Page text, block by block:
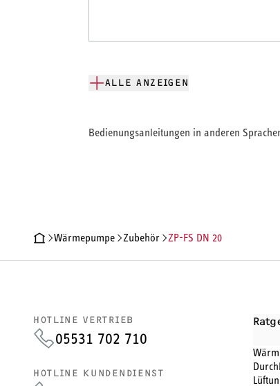
ALLE ANZEIGEN
Bedienungsanleitungen in anderen
PRODUKTDETAILSTECHNISCHE DATEN
Wärmepumpe Zubehör ZP-FS DN 20
HOTLINE VERTRIEB
05531 702 710
HOTLINE KUNDENDIENST